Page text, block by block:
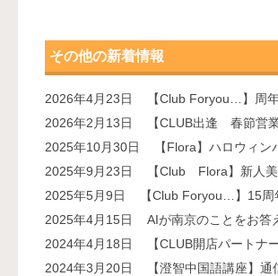
その他の新着情報
2026年4月23日
【Club Foryou…】周
2026年2月13日
【CLUB出逢 春節営
2025年10月30日
【Flora】ハロウィ
2025年9月23日
【Club Flora】新人
2025年5月9日
【Club Foryou…】15
2025年4月15日
AIが南京のことをお答
2024年4月18日
【CLUB開店パートナ
2024年3月20日
【澄智中国語講座】